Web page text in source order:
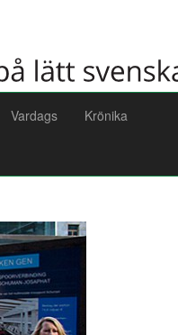
Vardags Krönika